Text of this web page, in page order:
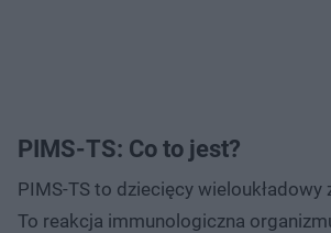
PIMS-TS: Co to jest?
PIMS-TS to dziecięcy wieloukładowy
To reakcja immunologiczna